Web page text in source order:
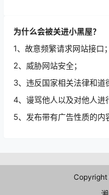
为什么会被关进小黑屋？
1、故意频繁请求网站接口；
2、威胁网站安全；
3、违反国家相关法律和道
4、谩骂他人以及对他人进
5、发布带有广告性质的内